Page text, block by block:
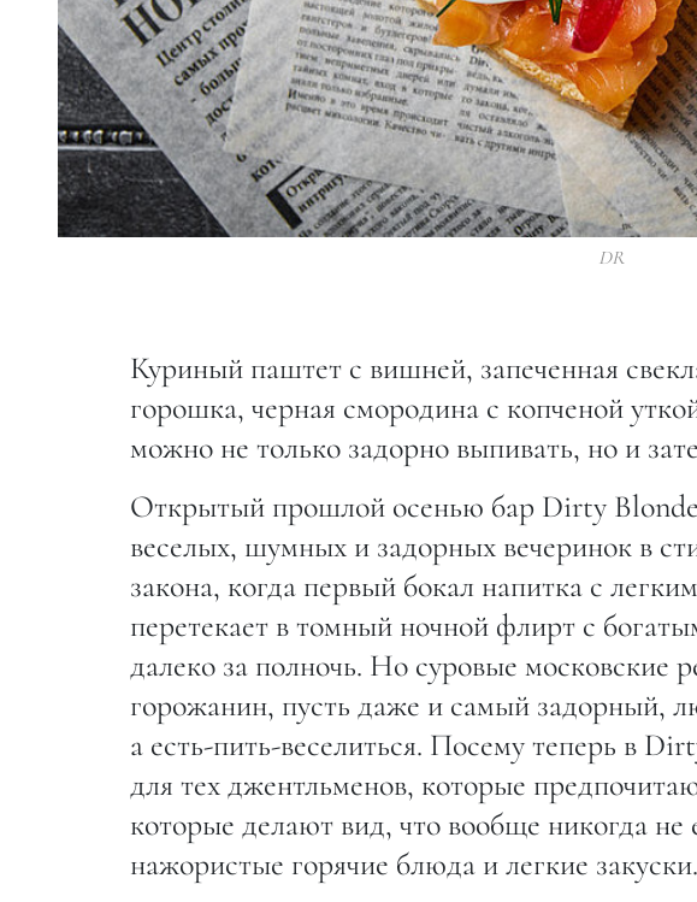
DR
Куриный паштет с вишней, запеченная
горошка, черная смородина с копченой
можно не только задорно выпивать, но и
Открытый прошлой осенью бар Dirty
веселых, шумных и задорных вечеринок в
закона, когда первый бокал напитка с
перетекает в томный ночной флирт с
далеко за полночь. Но суровые московские
горожанин, пусть даже и самый задорный,
а есть-пить-веселиться. Посему теперь в
для тех джентльменов, которые
которые делают вид, что вообще никогда
нажористые горячие блюда и легкие закуски.